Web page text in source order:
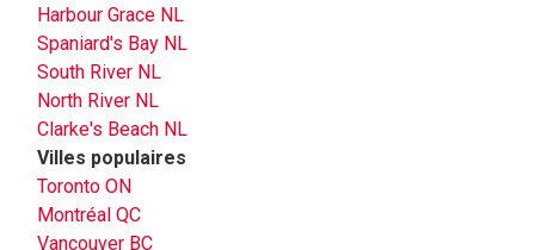
Harbour Grace NL
Spaniard's Bay NL
South River NL
North River NL
Clarke's Beach NL
Villes populaires
Toronto ON
Montréal QC
Vancouver BC